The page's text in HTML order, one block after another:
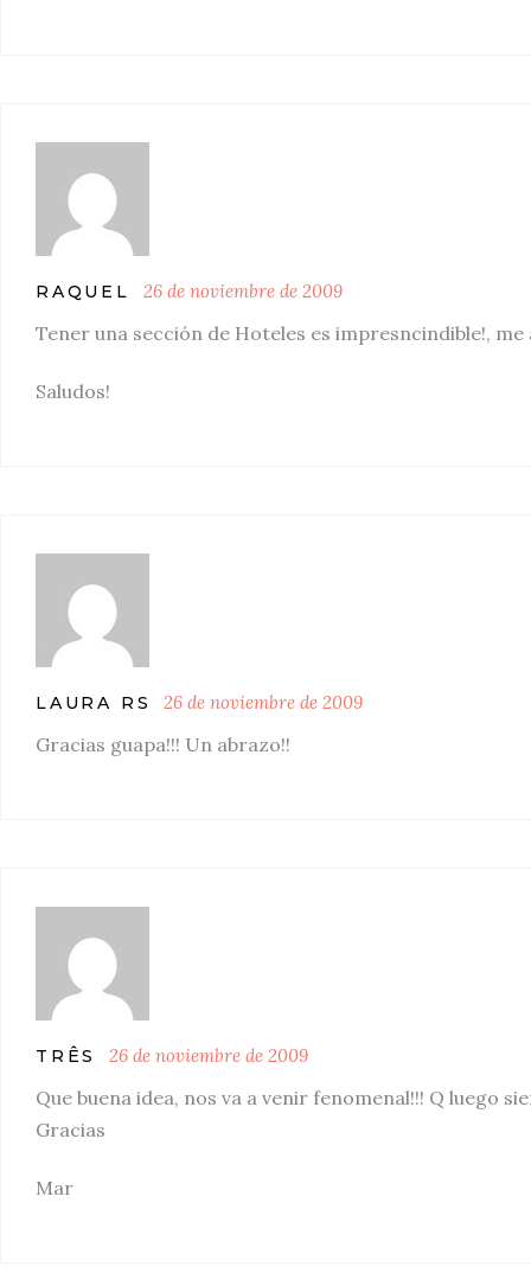
RAQUEL 26 de noviembre de 2009
Tener una sección de Hoteles es impresncindible!,
Saludos!
LAURA RS 26 de noviembre de 2009
Gracias guapa!!! Un abrazo!!
TRÊS 26 de noviembre de 2009
Que buena idea, nos va a venir fenomenal!!! Q luego
Gracias
Mar